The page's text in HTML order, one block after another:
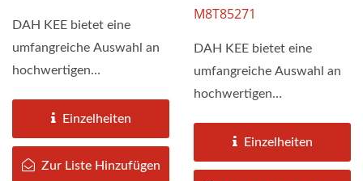
DAH KEE bietet eine
umfangreiche Auswahl an
hochwertigen
gewerbliche 24v-
Starterfahrzeuge....
Einzelheiten
Zur Liste Hinzufügen
M8T85271
DAH KEE bietet eine
umfangreiche Auswahl an
hochwertigen
gewerbliche 24v-
Starterfahrzeuge....
Einzelheiten